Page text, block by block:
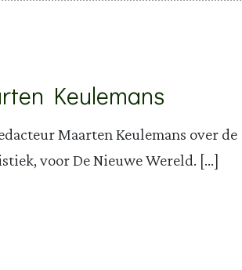
Keulemans
Maarten Keulemans over de
voor De Nieuwe Wereld. […]